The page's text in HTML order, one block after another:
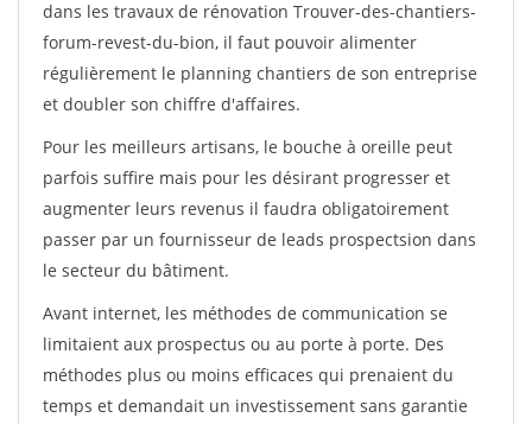
dans les travaux de rénovation Trouver-des-chantiers-
forum-revest-du-bion, il faut pouvoir alimenter
régulièrement le planning chantiers de son entreprise
et doubler son chiffre d'affaires.
Pour les meilleurs artisans, le bouche à oreille peut
parfois suffire mais pour les désirant progresser et
augmenter leurs revenus il faudra obligatoirement
passer par un fournisseur de leads prospectsion dans
le secteur du bâtiment.
Avant internet, les méthodes de communication se
limitaient aux prospectus ou au porte à porte. Des
méthodes plus ou moins efficaces qui prenaient du
temps et demandait un investissement sans garantie